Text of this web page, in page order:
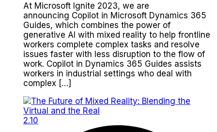
At Microsoft Ignite 2023, we are
announcing Copilot in Microsoft Dynamics 365
Guides, which combines the power of
generative AI with mixed reality to help frontline
workers complete complex tasks and resolve
issues faster with less disruption to the flow of
work. Copilot in Dynamics 365 Guides assists
workers in industrial settings who deal with
complex […]
2.10